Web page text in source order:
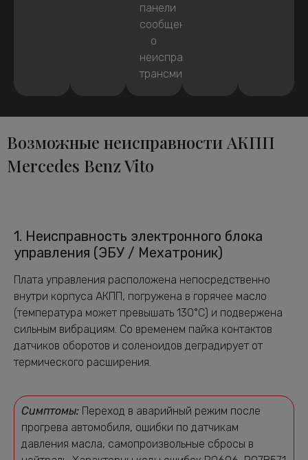
панели
сообщение
о
неисправности
трансмиссии.
Возможные неисправности АКПП
Mercedes Benz Vito
1. Неисправность электронного блока
управления (ЭБУ / Мехатроник)
Плата управления расположена непосредственно
внутри корпуса АКПП, погружена в горячее масло
(температура может превышать 130°C) и подвержена
сильным вибрациям. Со временем пайка контактов
датчиков оборотов и соленоидов деградирует от
термического расширения.
Симптомы: Переход в аварийный режим после
прогрева автомобиля, ошибки по датчикам
давления масла, самопроизвольные сбросы в